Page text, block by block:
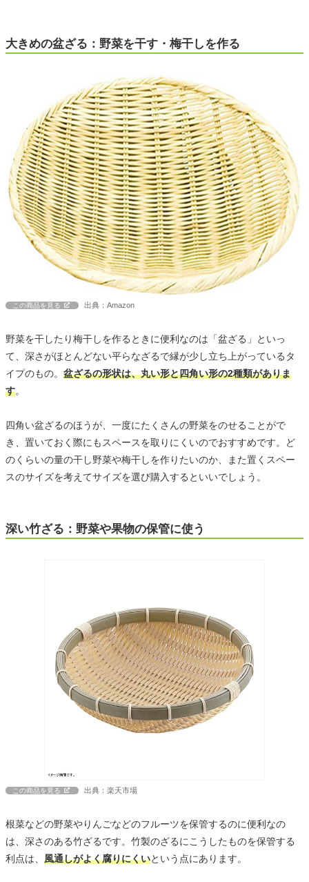
大きめの盆ざる：野菜を干す・梅干しを作る
この商品を見る 出典：Amazon
野菜を干したり梅干しを作るときに便利なのは「盆ざる」といっ
て、深さがほとんどない平らなざるで縁が少し立ち上がっているタ
イプのもの。 盆ざるの形状は、丸い形と四角い形の2種類がありま
す。
四角い盆ざるのほうが、一度にたくさんの野菜をのせることがで
き、置いておく際にもスペースを取りにくいのでおすすめです。ど
のくらいの量の干し野菜や梅干しを作りたいのか、また置くスペー
スのサイズを考えてサイズを選び購入するといいでしょう。
深い竹ざる：野菜や果物の保管に使う
この商品を見る 出典：楽天市場
根菜などの野菜やりんごなどのフルーツを保管するのに便利なの
は、深さのある竹ざるです。竹製のざるにこうしたものを保管する
利点は、 風通しがよく腐りにくいという点にあります。